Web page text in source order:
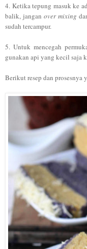
4. Ketika tepung masuk ke
balik, jangan over mixing
sudah tercampur.
5. Untuk mencegah
gunakan api yang kecil saja
Berikut resep dan prosesnya